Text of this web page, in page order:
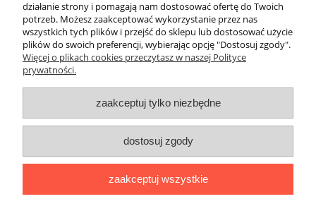
W zestawie z ADBL ROUND DETAILING BRUSH pozwoli usunąć
mocniejsze zabrudzenia w trudno dostępnych miejscach.
Pomoc
Moje konto
Płatności i dostawa
Informacje
O nas
działanie strony i pomagają nam dostosować ofertę do Twoich
potrzeb. Możesz zaakceptować wykorzystanie przez nas
wszystkich tych plików i przejść do sklepu lub dostosować użycie
plików do swoich preferencji, wybierając opcję "Dostosuj zgody".
Więcej o plikach cookies przeczytasz w naszej Polityce
prywatności.
zaakceptuj tylko niezbędne
dostosuj zgody
zaakceptuj wszystkie